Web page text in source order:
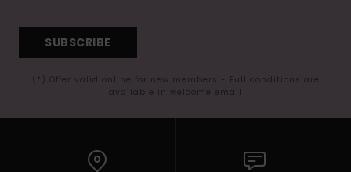
SUBSCRIBE
(*) Offer valid online for new members - Full conditions are
available in welcome email